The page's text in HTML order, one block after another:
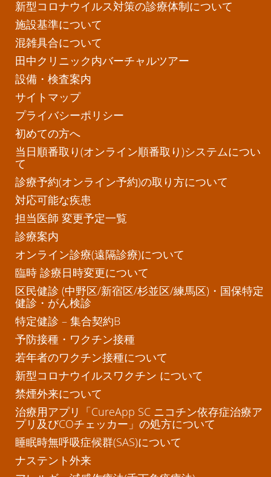
新型コロナウイルス対策の診療体制について
施設基準について
混雑具合について
田中クリニック内バーチャルツアー
設備・検査案内
サイトマップ
プライバシーポリシー
初めての方へ
当日順番取り(オンライン順番取り)システムについ
て
診療予約(オンライン予約)の取り方について
対応可能な疾患
担当医師 変更予定一覧
診療案内
オンライン診療(遠隔診療)について
臨時 診療日時変更について
区民健診 (中野区/新宿区/杉並区/練馬区)・国保特定
健診・がん検診
特定健診 – 集合契約B
予防接種・ワクチン接種
若年者のワクチン接種について
新型コロナウイルスワクチン について
禁煙外来について
治療用アプリ「CureApp SC ニコチン依存症治療ア
プリ及びCOチェッカー」の処方について
睡眠時無呼吸症候群(SAS)について
ナステント外来